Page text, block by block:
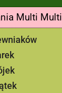
Multi Multi